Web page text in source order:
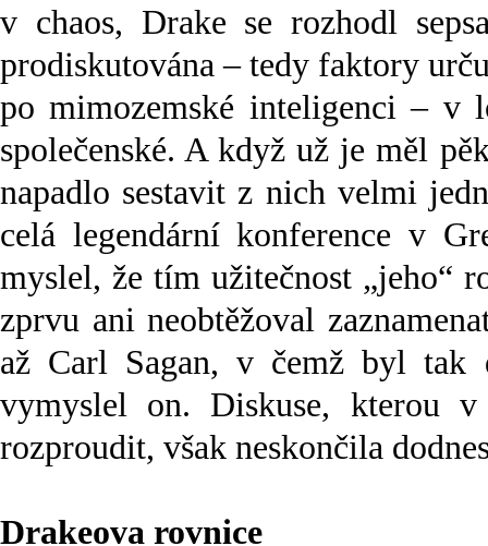
v chaos, Drake se rozhodl
prodiskutována – tedy faktory
po mimozemské inteligenci – v
společenské. A když už je měl
napadlo sestavit z nich velmi
celá legendární konference v
myslel, že tím užitečnost „jeho“
zprvu ani neobtěžoval
až Carl Sagan, v čemž byl
vymyslel on. Diskuse, kterou
rozproudit, však neskončila
Drakeova rovnice